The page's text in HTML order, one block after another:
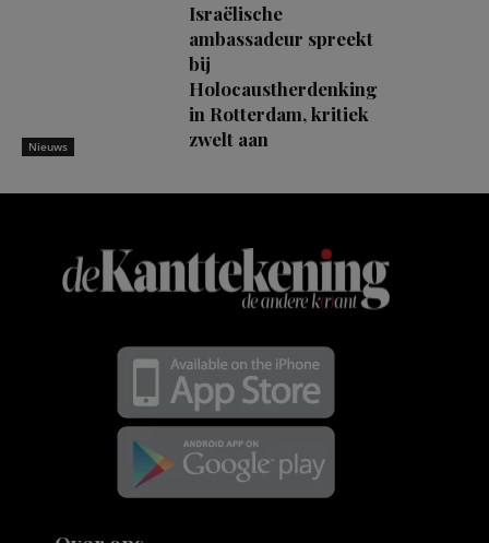
Nieuws
Israëlische
ambassadeur spreekt
bij
Holocaustherdenking
in Rotterdam, kritiek
zwelt aan